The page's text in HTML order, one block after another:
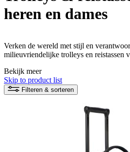
heren en dames
Verken de wereld met stijl en
milieuvriendelijke trolleys en reistassen
een zuiver geweten. Overtuig uzelf van
laat zien dat duurzaamheid ook op reis
Bekijk meer
Skip to product list
Filteren & sorteren